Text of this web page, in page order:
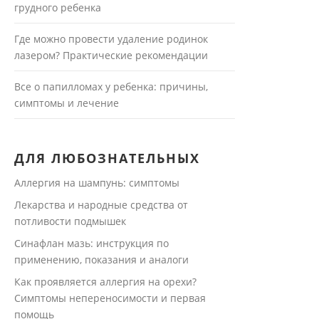
грудного ребенка
Где можно провести удаление родинок
лазером? Практические рекомендации
Все о папилломах у ребенка: причины,
симптомы и лечение
ДЛЯ ЛЮБОЗНАТЕЛЬНЫХ
Аллергия на шампунь: симптомы
Лекарства и народные средства от
потливости подмышек
Синафлан мазь: инструкция по
применению, показания и аналоги
Как проявляется аллергия на орехи?
Симптомы непереносимости и первая
помощь